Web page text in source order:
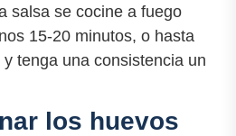
salsa se cocine a fuego
15-20 minutos, o hasta
tenga una consistencia un
los huevos